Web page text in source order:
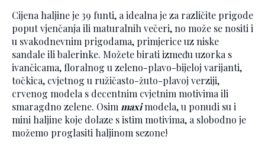
Cijena haljine je 39 funti, a idealna je za različite prigode
poput vjenčanja ili maturalnih večeri, no može se nositi i
u svakodnevnim prigodama, primjerice uz niske
sandale ili balerinke. Možete birati između uzorka s
ivančicama, floralnog u zeleno-plavo-bijeloj varijanti,
točkica, cvjetnog u ružičasto-žuto-plavoj verziji,
crvenog modela s decentnim cvjetnim motivima ili
smaragdno zelene. Osimmaximodela, u ponudi su i
mini haljine koje dolaze s istim motivima, a slobodno je
možemo proglasiti haljinom sezone!